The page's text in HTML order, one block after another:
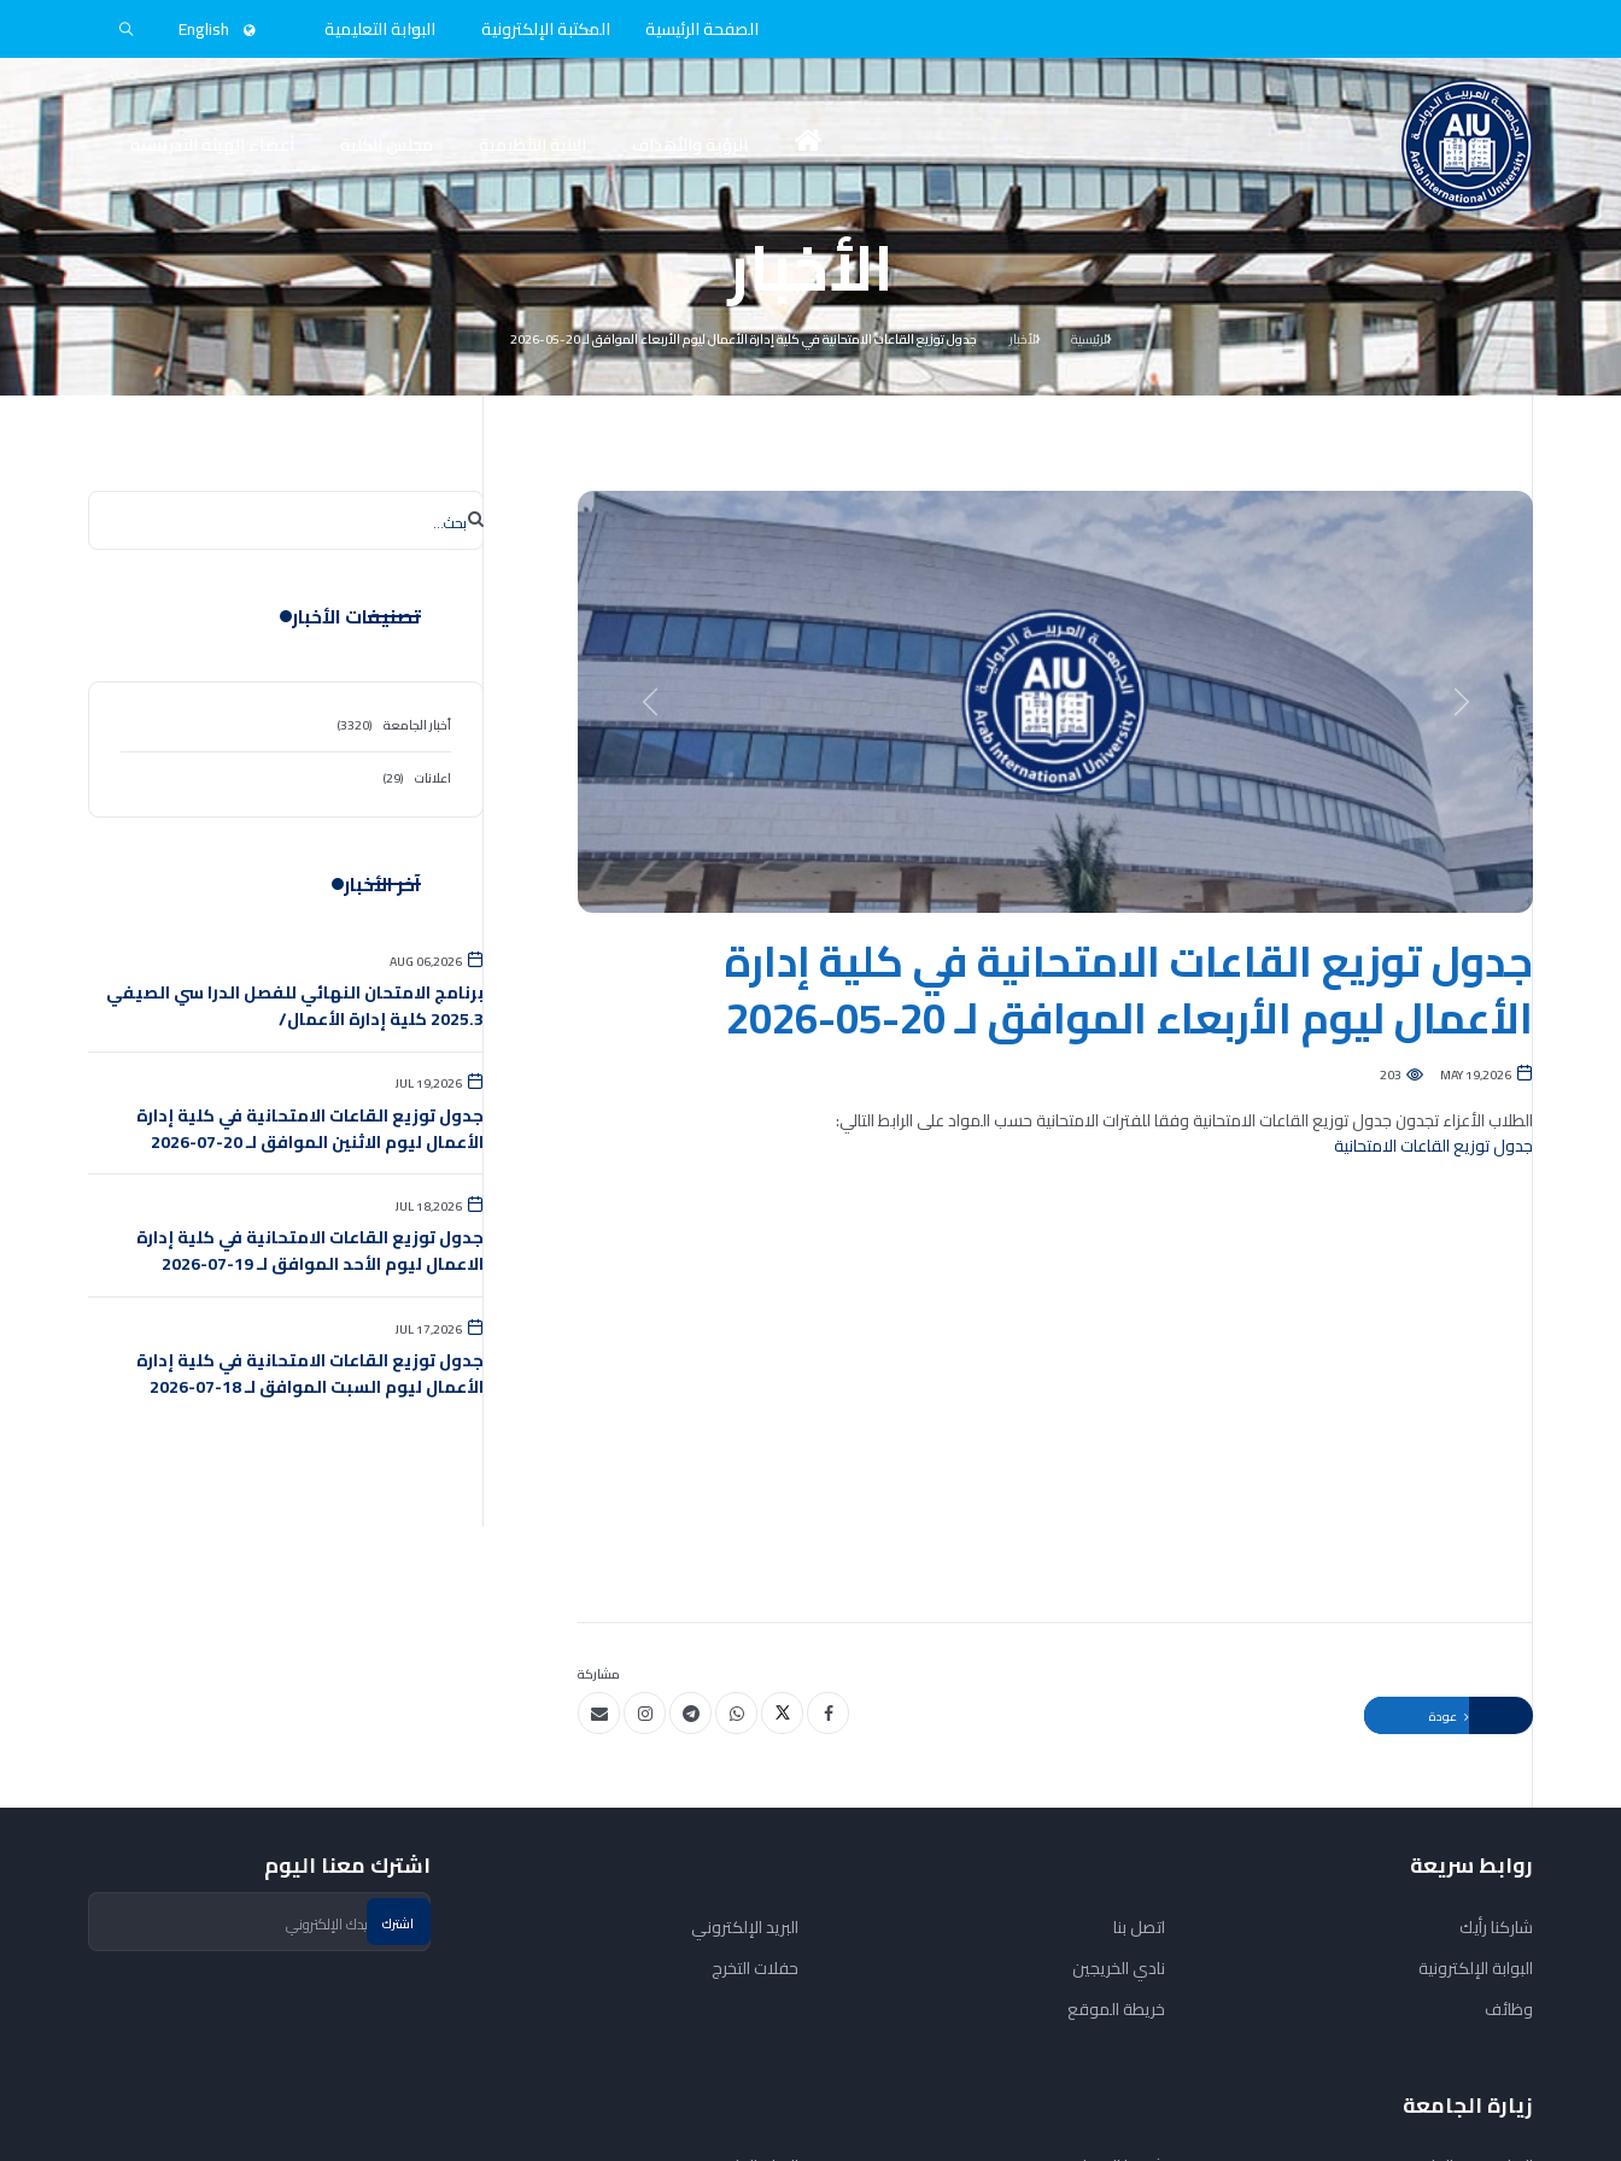
الصفحة الرئيسية المكتبة الإلكترونية البوابة التعليمية English
أعضاء الهيئة التدريسية
الأخبار
الرئيسية الأخبار جدول توزيع القاعات الامتحانية في كلية إدارة الأعمال ليوم الأربعاء الموافق لـ 20-05-2026
Previous
Next
جدول توزيع القاعات الامتحانية في كلية إدارة
الأعمال ليوم الأربعاء الموافق لـ 20-05-2026
MAY 19,2026
203
الطلاب الأعزاء تجدون جدول توزيع القاعات الامتحانية وفقا للفترات الامتحانية حسب المواد على الرابط التالي:
جدول توزيع القاعات الامتحانية
مشاركة
تصنيفات الأخبار
أخبار الجامعة (3320)
اعلانات (29)
آخر الأخبار
AUG 06,2026
برنامج الامتحان النهائي للفصل الدرا سي الصيفي
2025.3 كلية إدارة الأعمال/
JUL 19,2026
جدول توزيع القاعات الامتحانية في كلية إدارة
الأعمال ليوم الاثنين الموافق لـ 20-07-2026
JUL 18,2026
جدول توزيع القاعات الامتحانية في كلية إدارة
الاعمال ليوم الأحد الموافق لـ 19-07-2026
JUL 17,2026
جدول توزيع القاعات الامتحانية في كلية إدارة
الأعمال ليوم السبت الموافق لـ 18-07-2026
روابط سريعة
شاركنا رأيك
البوابة الإلكترونية
وظائف
اتصل بنا
نادي الخريجين
خريطة الموقع
البريد الإلكتروني
حفلات التخرج
زيارة الجامعة
اشترك معنا اليوم